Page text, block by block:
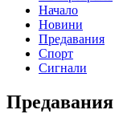
Начало
Новини
Предавания
Спорт
Сигнали
Предавания